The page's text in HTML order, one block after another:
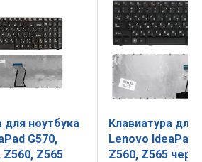
для ноутбука
G570,
Z560, Z565
Клавиатура для
Lenovo IdeaPad
Z560, Z565